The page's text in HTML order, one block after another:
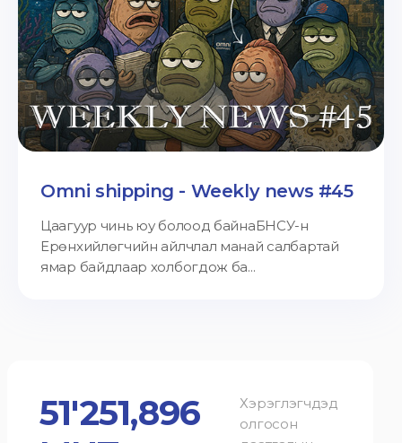
Omni shipping - Weekly news #45
Цаагуур чинь юу болоод байнаБНСУ-н
Ерөнхийлөгчийн айлчлал манай салбартай
ямар байдлаар холбогдож ба...
51'251,896
Хэрэглэгчдэд
олгосон